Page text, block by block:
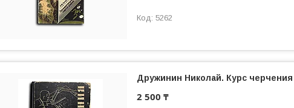
5262
Дружинин Николай. Курс черчения
2 500 ₸